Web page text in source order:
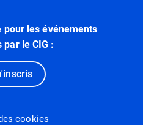
pour les événements
par le CIG :
cookies